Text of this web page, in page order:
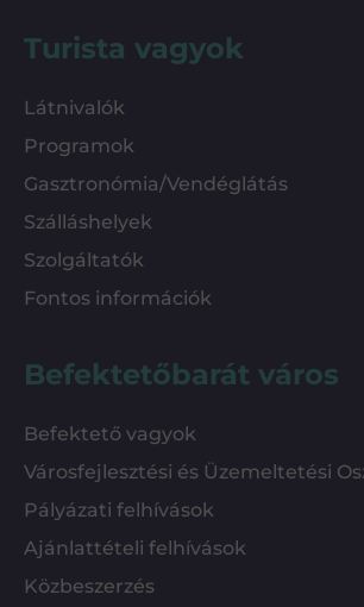
Turista vagyok
Látnivalók
Programok
Gasztronómia/Vendéglátás
Szálláshelyek
Szolgáltatók
Fontos információk
Befektetőbarát város
Befektető vagyok
Városfejlesztési és Üzemeltetési
Pályázati felhívások
Ajánlattételi felhívások
Közbeszerzés